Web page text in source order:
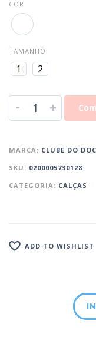
COR
TAMANHO
1 2
- +
MARCA: CLUBE DO
SKU: 0200005730128
CATEGORIA: CALÇAS
ADD TO WISHLIST